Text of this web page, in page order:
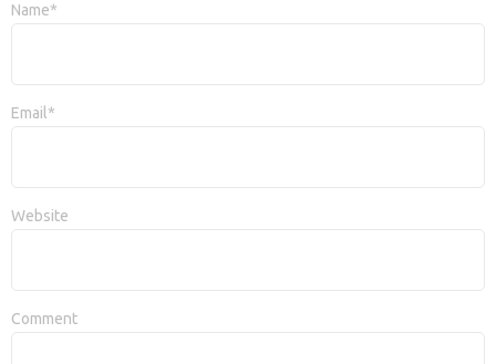
Name*
Email*
Website
Comment